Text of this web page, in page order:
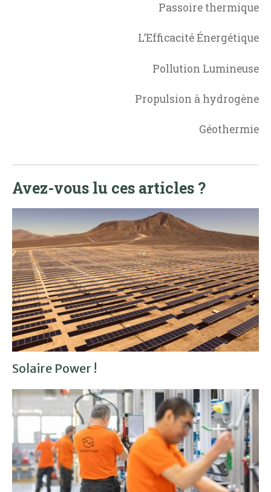
Passoire thermique
L’Efficacité Énergétique
Pollution Lumineuse
Propulsion à hydrogène
Géothermie
Avez-vous lu ces articles ?
Solaire Power !